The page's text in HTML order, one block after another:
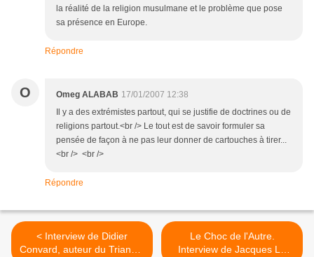
la réalité de la religion musulmane et le problème que pose
sa présence en Europe.
Répondre
O Omeg ALABAB 17/01/2007 12:38
Il y a des extrémistes partout, qui se justifie de doctrines ou de
religions partout.<br /> Le tout est de savoir formuler sa
pensée de façon à ne pas leur donner de cartouches à tirer...
<br /> <br />
Répondre
< Interview de Didier
Convard, auteur du Triangle
Le Choc de l'Autre.
Interview de Jacques Le